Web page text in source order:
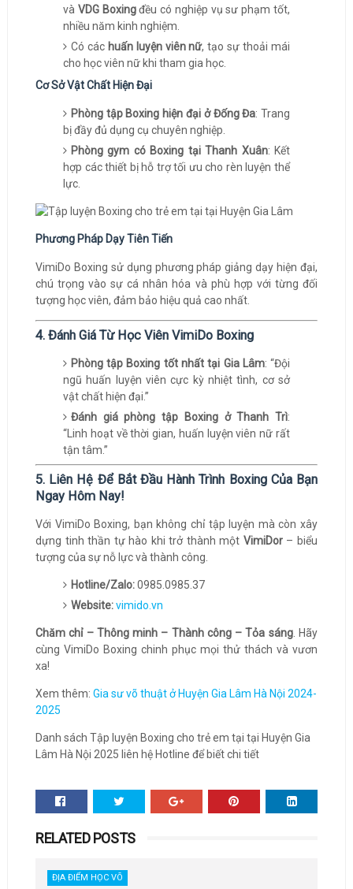
và VDG Boxingđều có nghiệp vụ sư phạm tốt,
nhiều năm kinh nghiệm.
Có các huấn luyện viên nữ, tạo sự thoải mái
cho học viên nữ khi tham gia học.
Cơ Sở Vật Chất Hiện Đại
Phòng tập Boxing hiện đại ở Đống Đa: Trang
bị đầy đủ dụng cụ chuyên nghiệp.
Phòng gym có Boxing tại Thanh Xuân: Kết
hợp các thiết bị hỗ trợ tối ưu cho rèn luyện thể
lực.
Phương Pháp Dạy Tiên Tiến
VimiDo Boxing sử dụng phương pháp giảng dạy hiện đại,
chú trọng vào sự cá nhân hóa và phù hợp với từng đối
tượng học viên, đảm bảo hiệu quả cao nhất.
4. Đánh Giá Từ Học Viên VimiDo Boxing
Phòng tập Boxing tốt nhất tại Gia Lâm: “Đội
ngũ huấn luyện viên cực kỳ nhiệt tình, cơ sở
vật chất hiện đại.”
Đánh giá phòng tập Boxing ở Thanh Trì:
“Linh hoạt về thời gian, huấn luyện viên nữ rất
tận tâm.”
5. Liên Hệ Để Bắt Đầu Hành Trình Boxing Của Bạn
Ngay Hôm Nay!
Với VimiDo Boxing, bạn không chỉ tập luyện mà còn xây
dựng tinh thần tự hào khi trở thành một VimiDor– biểu
tượng của sự nỗ lực và thành công.
Hotline/Zalo:0985.0985.37
Website:vimido.vn
Chăm chỉ – Thông minh – Thành công – Tỏa sáng. Hãy
cùng VimiDo Boxing chinh phục mọi thử thách và vươn
xa!
Xem thêm: Gia sư võ thuật ở Huyện Gia Lâm Hà Nội 2024-
2025
Danh sách Tập luyện Boxing cho trẻ em tại tại Huyện Gia
Lâm Hà Nội 2025 liên hệ Hotline để biết chi tiết
RELATED POSTS
ĐỊA ĐIỂM HỌC VÕ